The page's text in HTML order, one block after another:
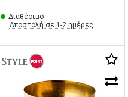
Διαθέσιμο
Αποστολή σε 1-2 ημέρες